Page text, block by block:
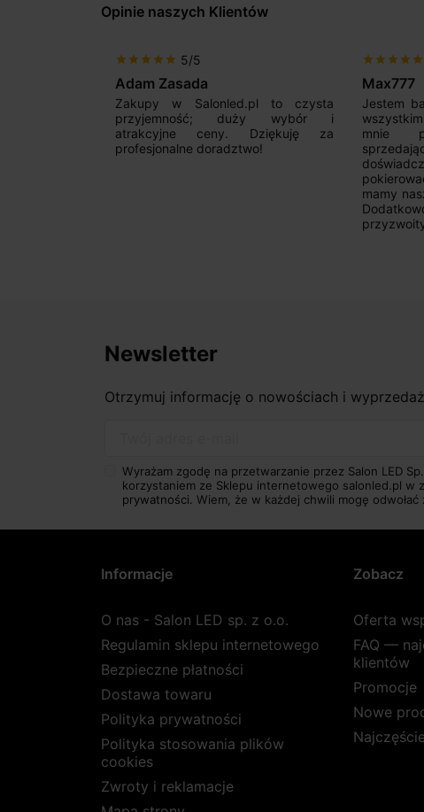
Opinie naszych Klientów
star star star star star 5/5
Adam Zasada
Zakupy w Salonled.pl to czysta
przyjemność; duży wybór i
atrakcyjne ceny. Dziękuję za
profesjonalne doradztwo!
star star star star star
Max777
Jestem
mnie
mamy
Newsletter
Otrzymuj informację o nowościach i
Wyrażam zgodę na przetwarzanie przez Salon LED
korzystaniem ze Sklepu internetowego salonled.pl w
prywatności. Wiem, że w każdej chwili mogę odwołać
Informacje
O nas - Salon LED sp. z o.o.
Regulamin sklepu internetowego
Bezpieczne płatności
Dostawa towaru
Polityka prywatności
Polityka stosowania plików
cookies
Zwroty i reklamacje
Zobacz
Oferta
FAQ —
klientów
Promocje
Nowe